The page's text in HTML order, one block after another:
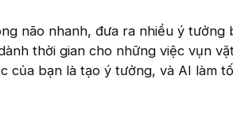
não nhanh, đưa ra nhiều ý tưởng
thời gian cho những việc vụn
của bạn là tạo ý tưởng, và AI làm